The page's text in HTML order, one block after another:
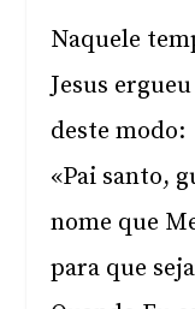
Naquele
Jesus
deste modo:
«Pai santo,
nome que
para que